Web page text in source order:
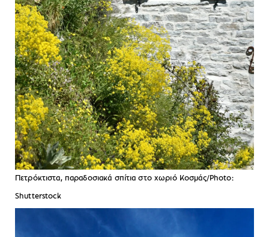
Πετρόκτιστα, παραδοσιακά σπίτια στο χωριό Κοσμάς/Photo:
Shutterstock